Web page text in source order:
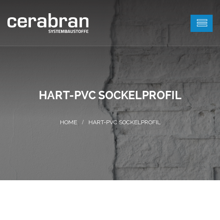
HART-PVC SOCKELPROFIL
HART-PVC SOCKELPROFIL